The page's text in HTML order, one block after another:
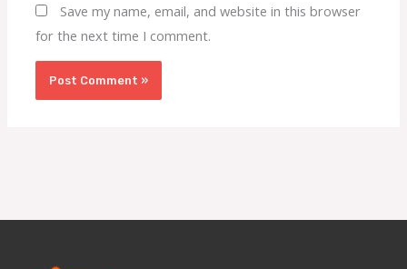
Save my name, email, and website in this browser
for the next time I comment.